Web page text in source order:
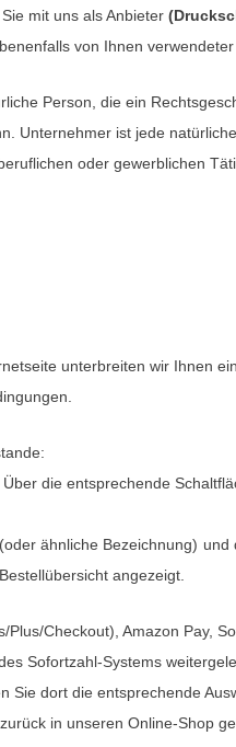
mit uns als Anbieter (
von Ihnen
Person, die ein
Unternehmer ist jede
oder gewerblichen
unterbreiten wir Ihnen
die entsprechende
(oder ähnliche Bezeichnung) und
angezeigt.
Checkout), Amazon Pay,
Sofortzahl-Systems
dort die entsprechende
in unseren Online-Shop